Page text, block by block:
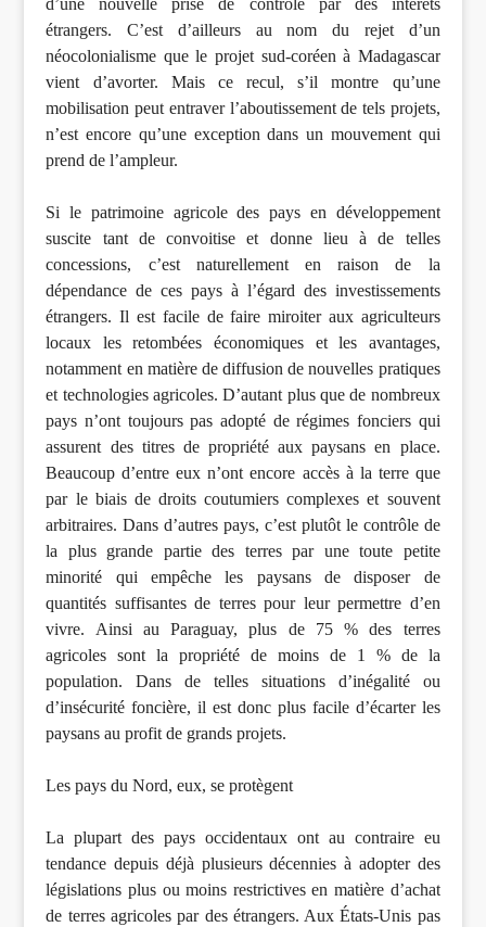
d’une nouvelle prise de contrôle par des intérêts
étrangers. C’est d’ailleurs au nom du rejet d’un
néocolonialisme que le projet sud-coréen à Madagascar
vient d’avorter. Mais ce recul, s’il montre qu’une
mobilisation peut entraver l’aboutissement de tels projets,
n’est encore qu’une exception dans un mouvement qui
prend de l’ampleur.
Si le patrimoine agricole des pays en développement
suscite tant de convoitise et donne lieu à de telles
concessions, c’est naturellement en raison de la
dépendance de ces pays à l’égard des investissements
étrangers. Il est facile de faire miroiter aux agriculteurs
locaux les retombées économiques et les avantages,
notamment en matière de diffusion de nouvelles pratiques
et technologies agricoles. D’autant plus que de nombreux
pays n’ont toujours pas adopté de régimes fonciers qui
assurent des titres de propriété aux paysans en place.
Beaucoup d’entre eux n’ont encore accès à la terre que
par le biais de droits coutumiers complexes et souvent
arbitraires. Dans d’autres pays, c’est plutôt le contrôle de
la plus grande partie des terres par une toute petite
minorité qui empêche les paysans de disposer de
quantités suffisantes de terres pour leur permettre d’en
vivre. Ainsi au Paraguay, plus de 75 % des terres
agricoles sont la propriété de moins de 1 % de la
population. Dans de telles situations d’inégalité ou
d’insécurité foncière, il est donc plus facile d’écarter les
paysans au profit de grands projets.
Les pays du Nord, eux, se protègent
La plupart des pays occidentaux ont au contraire eu
tendance depuis déjà plusieurs décennies à adopter des
législations plus ou moins restrictives en matière d’achat
de terres agricoles par des étrangers. Aux États-Unis pas